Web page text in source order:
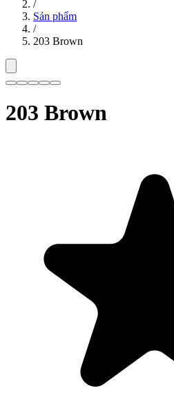
/
Sản phẩm
/
203 Brown
203 Brown